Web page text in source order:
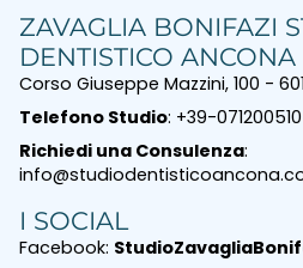
ZAVAGLIA BONIFAZI
DENTISTICO ANCONA
Corso Giuseppe Mazzini, 100 -
Telefono Studio: +39-071200510
Richiedi una Consulenza:
I SOCIAL
Facebook: